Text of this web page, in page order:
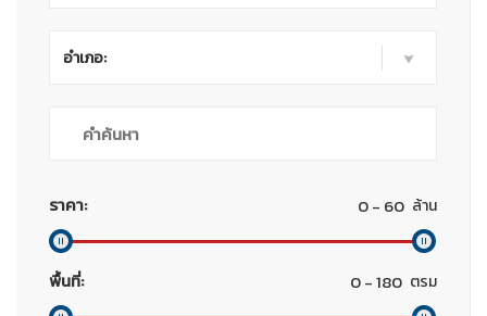
อำเภอ:
ราคา: ล้าน
พื้นที่: ตรม